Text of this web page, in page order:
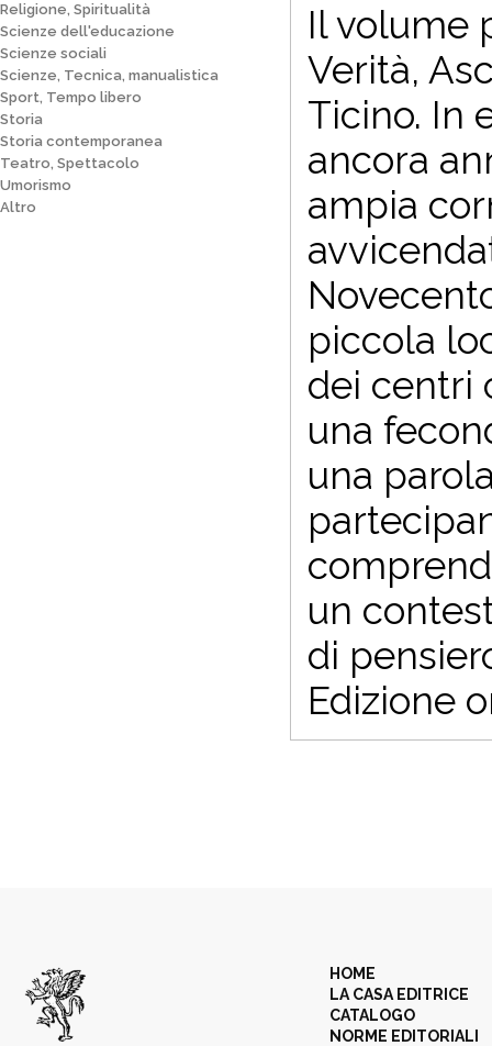
Religione, Spiritualità
Scienze dell'educazione
Scienze sociali
Scienze, Tecnica, manualistica
Sport, Tempo libero
Storia
Storia contemporanea
Teatro, Spettacolo
Umorismo
Altro
Il volume
Verità,
Ticino. In
ancora
ampia
piccola
dei centri
una
una
un
di
Edizione
HOME
LA CASA EDITRICE
CATALOGO
NORME EDITORIALI